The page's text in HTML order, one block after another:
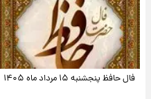
فال حافظ پنجشنبه ۱۵ مرداد ماه ۱۴۰۵